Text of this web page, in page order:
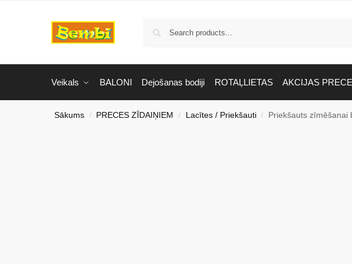
Veikals BALONI Dejošanas bodiji ROTAĻLIETAS AKCIJAS
Sākums / PRECES ZĪDAIŅIEM / Lacītes / Priekšauti / Priekšauts zīmēšanai